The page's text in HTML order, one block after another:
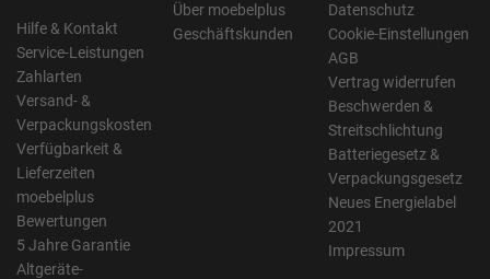
Hilfe & Kontakt
Service-Leistungen
Zahlarten
Versand- &
Verpackungskosten
Verfügbarkeit &
Lieferzeiten
moebelplus
Bewertungen
5 Jahre Garantie
Altgeräte-
Über moebelplus
Geschäftskunden
Datenschutz
Cookie-Einstellungen
AGB
Vertrag widerrufen
Beschwerden &
Streitschlichtung
Batteriegesetz &
Verpackungsgesetz
Neues Energielabel
2021
Impressum